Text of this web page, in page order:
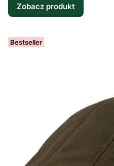
Zobacz produkt
Bestseller